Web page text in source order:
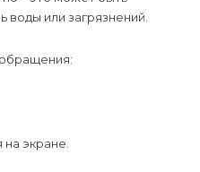
воды или загрязнений.
экране.